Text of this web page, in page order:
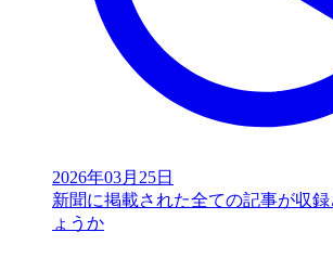
2026年03月25日
新聞に掲載された全ての記事が収
ょうか